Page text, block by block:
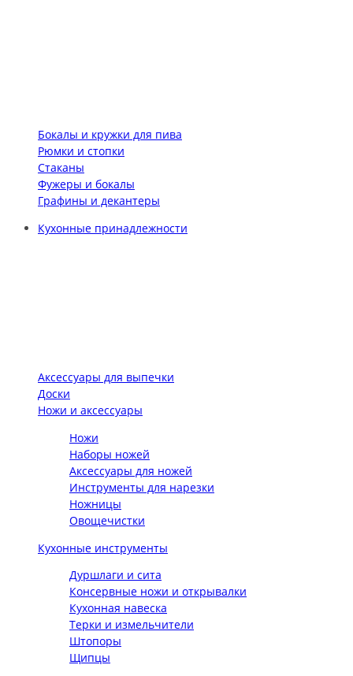
Бокалы и кружки для пива
Рюмки и стопки
Стаканы
Фужеры и бокалы
Графины и декантеры
Кухонные принадлежности
Аксессуары для выпечки
Доски
Ножи и аксессуары
Ножи
Наборы ножей
Аксессуары для ножей
Инструменты для нарезки
Ножницы
Овощечистки
Кухонные инструменты
Дуршлаги и сита
Консервные ножи и открывалки
Кухонная навеска
Терки и измельчители
Штопоры
Щипцы